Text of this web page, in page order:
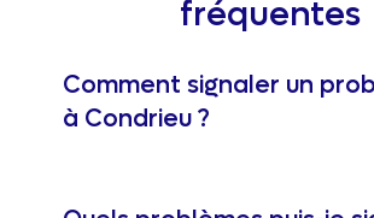
fréquentes
Comment signaler un
à Condrieu ?